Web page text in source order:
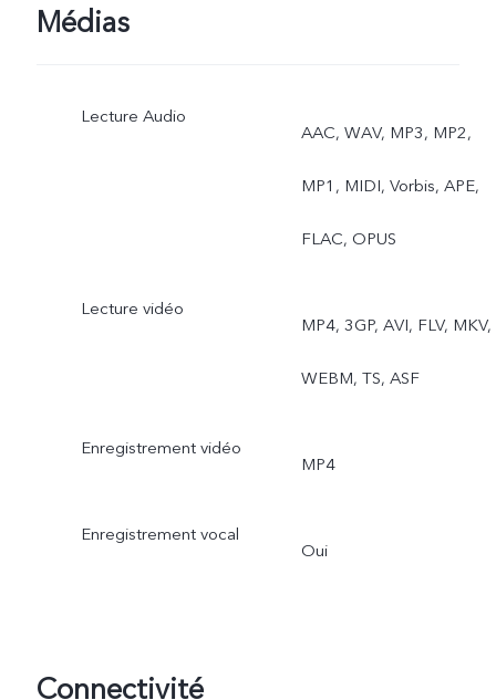
Vue, Photo Dynamique
Médias
Lecture Audio
AAC, WAV, MP3, MP2,
MP1, MIDI, Vorbis, APE,
FLAC, OPUS
Lecture vidéo
MP4, 3GP, AVI, FLV, MKV,
WEBM, TS, ASF
Enregistrement vidéo
MP4
Enregistrement vocal
Oui
Connectivité